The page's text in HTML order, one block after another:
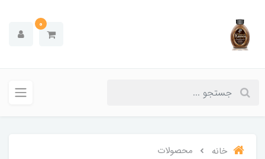
0
خانه
محصولات